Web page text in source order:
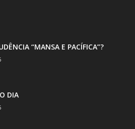
“MANSA E PACÍFICA”?
DIA